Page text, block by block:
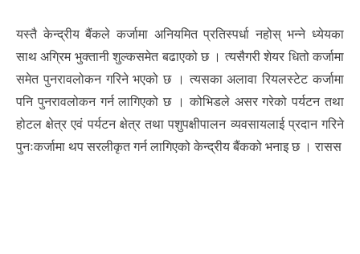
यस्तै केन्द्रीय बैंकले कर्जामा अनियमित प्रतिस्पर्धा नहोस् भन्ने ध्येयका
साथ अग्रिम भुक्तानी शुल्कसमेत बढाएको छ । त्यसैगरी शेयर धितो कर्जामा
समेत पुनरावलोकन गरिने भएको छ । त्यसका अलावा रियलस्टेट कर्जामा
पनि पुनरावलोकन गर्न लागिएको छ । कोभिडले असर गरेको पर्यटन तथा
होटल क्षेत्र एवं पर्यटन क्षेत्र तथा पशुपक्षीपालन व्यवसायलाई प्रदान गरिने
पुनःकर्जामा थप सरलीकृत गर्न लागिएको केन्द्रीय बैंकको भनाइ छ । रासस